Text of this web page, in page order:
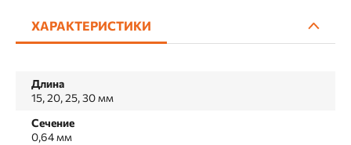
ХАРАКТЕРИСТИКИ
Длина
15, 20, 25, 30 мм
Сечение
0,64 мм